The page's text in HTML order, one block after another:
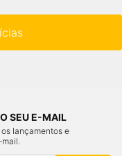
SEU E-MAIL
lançamentos e